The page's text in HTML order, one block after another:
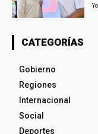
CATEGORÍAS
Gobierno
Regiones
Internacional
Social
Deportes